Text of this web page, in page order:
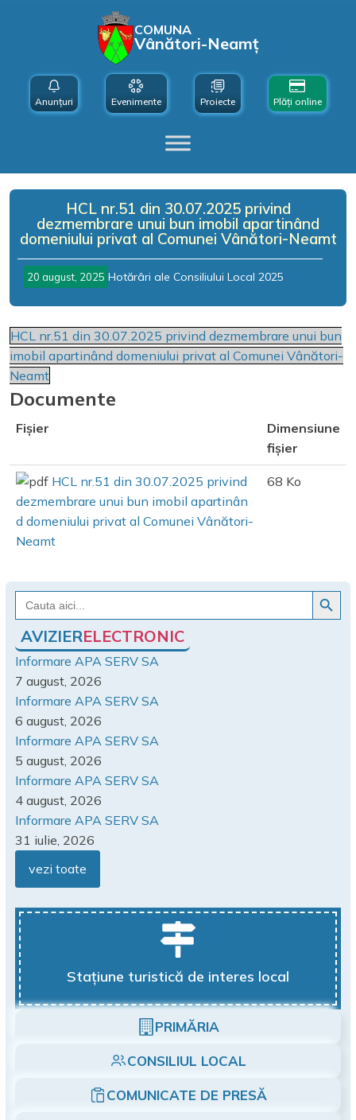
COMUNA
Vânători-Neamț
Anunțuri Evenimente Proiecte Plăți online
HCL nr.51 din 30.07.2025 privind
dezmembrare unui bun imobil apartinând
domeniului privat al Comunei Vânători-Neamt
20 august, 2025 Hotărâri ale Consiliului Local 2025
HCL nr.51 din 30.07.2025 privind dezmembrare unui bun
imobil apartinând domeniului privat al Comunei Vânători-
Neamt
Documente
Fișier
Dimensiune
fișier
HCL nr.51 din 30.07.2025 privind
dezmembrare unui bun imobil apartinân
d domeniului privat al Comunei Vânători-
Neamt
68 Ko
Search
for:
Search Button
AVIZIERELECTRONIC
Informare APA SERV SA
7 august, 2026
Informare APA SERV SA
6 august, 2026
Informare APA SERV SA
5 august, 2026
Informare APA SERV SA
4 august, 2026
Informare APA SERV SA
31 iulie, 2026
vezi toate
Stațiune turistică de interes local
PRIMĂRIA
CONSILIUL LOCAL
COMUNICATE DE PRESĂ